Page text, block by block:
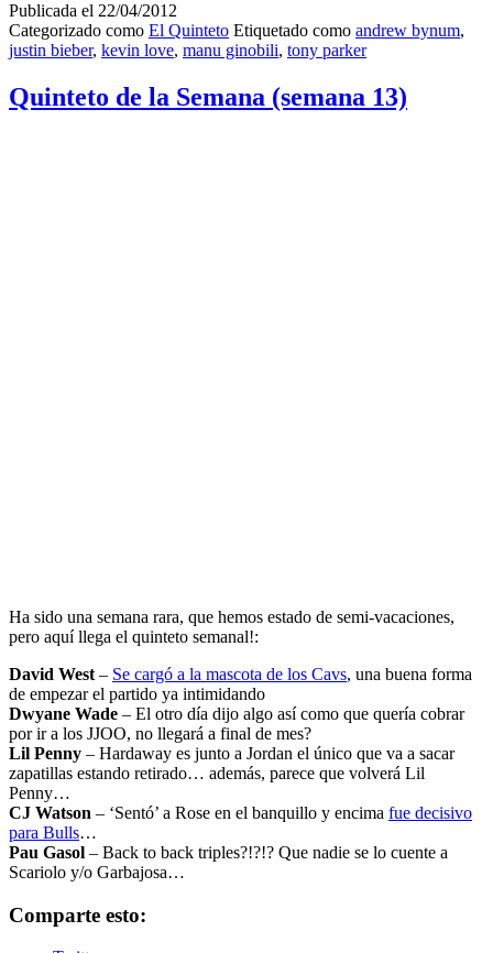
Publicada el 22/04/2012
Categorizado como El Quinteto Etiquetado como andrew bynum,
justin bieber, kevin love, manu ginobili, tony parker
Quinteto de la Semana (semana 13)
Ha sido una semana rara, que hemos estado de semi-vacaciones,
pero aquí llega el quinteto semanal!:
David West – Se cargó a la mascota de los Cavs, una buena forma
de empezar el partido ya intimidando
Dwyane Wade – El otro día dijo algo así como que quería cobrar
por ir a los JJOO, no llegará a final de mes?
Lil Penny – Hardaway es junto a Jordan el único que va a sacar
zapatillas estando retirado… además, parece que volverá Lil
Penny…
CJ Watson – ‘Sentó’ a Rose en el banquillo y encima fue decisivo
para Bulls…
Pau Gasol – Back to back triples?!?!? Que nadie se lo cuente a
Scariolo y/o Garbajosa…
Comparte esto: